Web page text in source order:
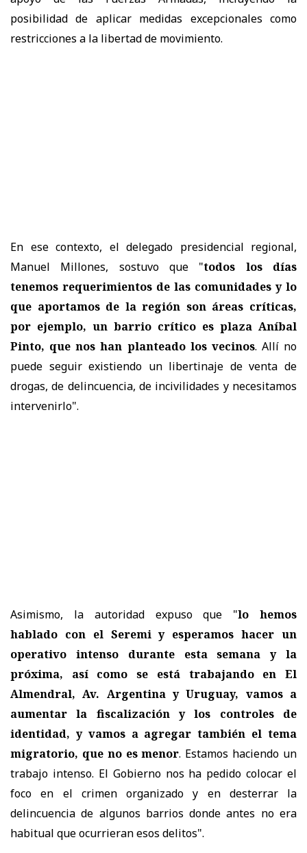
posibilidad de aplicar medidas excepcionales como
restricciones a la libertad de movimiento.
En ese contexto, el delegado presidencial regional,
Manuel Millones, sostuvo que "todos los días
tenemos requerimientos de las comunidades y lo
que aportamos de la región son áreas críticas,
por ejemplo, un barrio crítico es plaza Aníbal
Pinto, que nos han planteado los vecinos. Allí no
puede seguir existiendo un libertinaje de venta de
drogas, de delincuencia, de incivilidades y necesitamos
intervenirlo".
Asimismo, la autoridad expuso que "lo hemos
hablado con el Seremi y esperamos hacer un
operativo intenso durante esta semana y la
próxima, así como se está trabajando en El
Almendral, Av. Argentina y Uruguay, vamos a
aumentar la fiscalización y los controles de
identidad, y vamos a agregar también el tema
migratorio, que no es menor. Estamos haciendo un
trabajo intenso. El Gobierno nos ha pedido colocar el
foco en el crimen organizado y en desterrar la
delincuencia de algunos barrios donde antes no era
habitual que ocurrieran esos delitos".